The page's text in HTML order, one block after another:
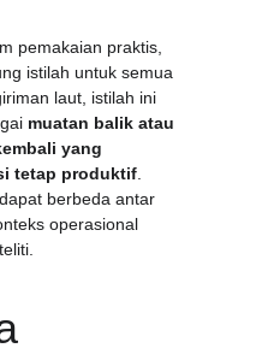
pemakaian praktis,
istilah untuk semua
laut, istilah ini
muatan balik atau
yang
tetap produktif
berbeda antar
operasional